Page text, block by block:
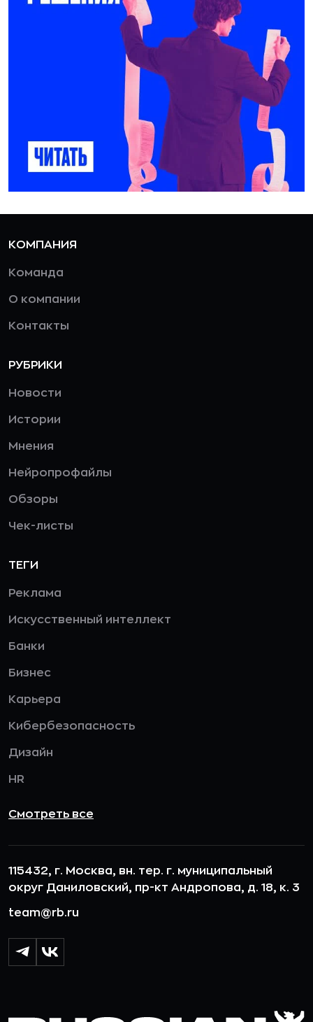
КОМПАНИЯ
Команда
О компании
Контакты
РУБРИКИ
Новости
Истории
Мнения
Нейропрофайлы
Обзоры
Чек-листы
ТЕГИ
Реклама
Искусственный интеллект
Банки
Бизнес
Карьера
Кибербезопасность
Дизайн
HR
Смотреть все
115432, г. Москва, вн. тер. г. муниципальный
округ Даниловский, пр-кт Андропова, д. 18, к. 3
team@rb.ru